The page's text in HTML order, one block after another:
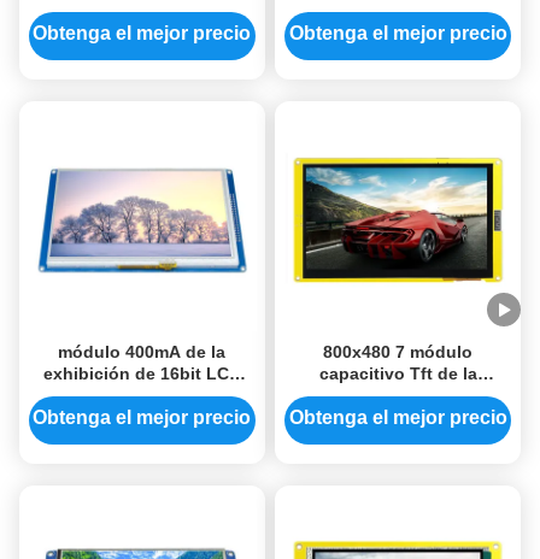
tacto módulo 800x480
Ssd1963 de Tft Lcd de 7
Obtenga el mejor precio
de la resistencia 800x480
ESP32 Tft Lcd Spi WIFI
Obtenga el mejor precio
módulo 400mA de la
exhibición de 16bit LCD
pantalla de visualización
elegante del módulo de Tft
Obtenga el mejor precio
800x480 7 módulo
capacitivo Tft de la
pantalla táctil de la
pulgada ESP32-S3 los 8M
Obtenga el mejor precio